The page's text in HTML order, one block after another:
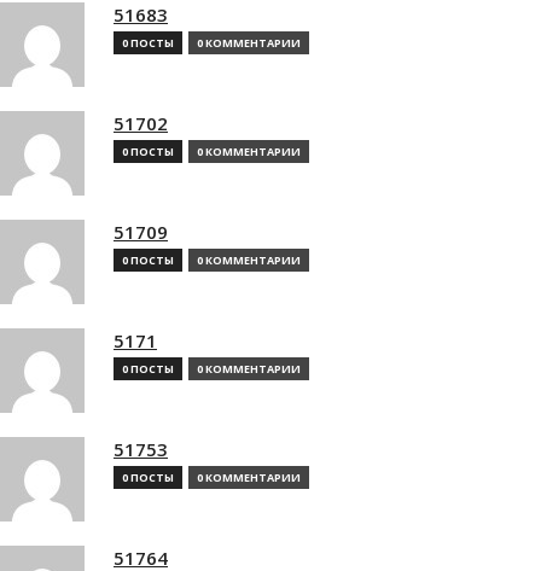
51683
0 ПОСТЫ 0 КОММЕНТАРИИ
51702
0 ПОСТЫ 0 КОММЕНТАРИИ
51709
0 ПОСТЫ 0 КОММЕНТАРИИ
5171
0 ПОСТЫ 0 КОММЕНТАРИИ
51753
0 ПОСТЫ 0 КОММЕНТАРИИ
51764